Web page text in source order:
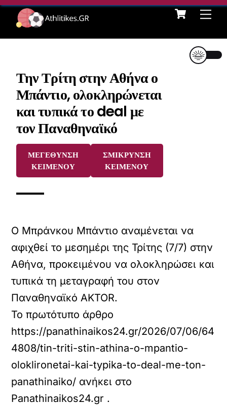
Skip
content
Cart
Την Τρίτη στην Αθήνα ο
Μπάντιο, ολοκληρώνεται
και τυπικά το deal με
τον Παναθηναϊκό
ΜΕΓΕΘΥΝΣΗ
ΚΕΙΜΕΝΟΥ
ΣΜΙΚΡΥΝΣΗ
ΚΕΙΜΕΝΟΥ
Ο Μπράνκου Μπάντιο αναμένεται να
αφιχθεί το μεσημέρι της Τρίτης (7/7) στην
Αθήνα, προκειμένου να ολοκληρώσει και
τυπικά τη μεταγραφή του στον
Παναθηναϊκό AKTOR.
Το πρωτότυπο άρθρο
https://panathinaikos24.gr/2026/07/06/64
4808/tin-triti-stin-athina-o-mpantio-
oloklironetai-kai-typika-to-deal-me-ton-
panathinaiko/ ανήκει στο
Panathinaikos24.gr .